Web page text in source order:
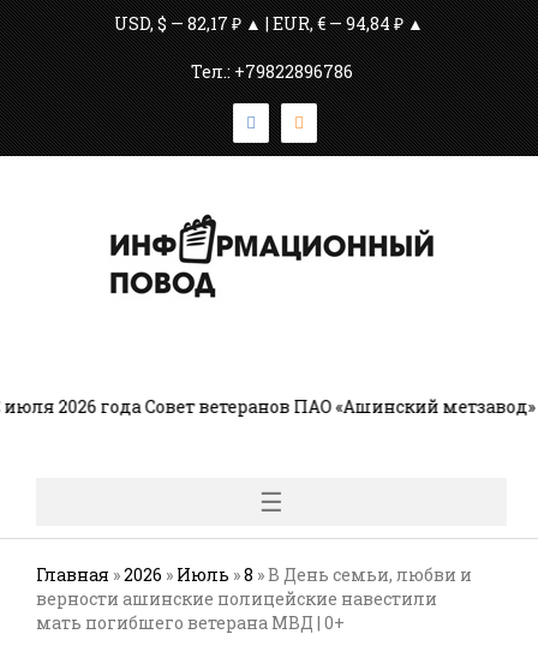
USD, $ — 82,17 ₽ ▲ | EUR, € — 94,84 ₽ ▲
Тел.: +79822896786
2026 года Совет ветеранов ПАО «Ашинский метзавод»
☰
Главная »2026 » Июль »8 » В День семьи, любви и
верности ашинские полицейские навестили
мать погибшего ветерана МВД | 0+